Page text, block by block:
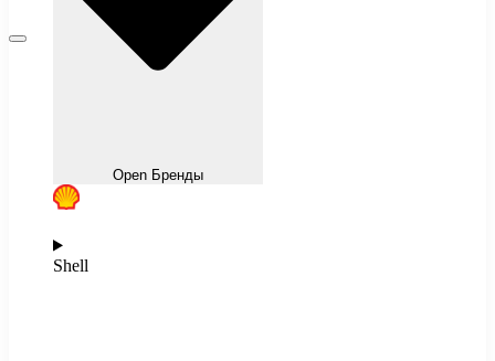
Open Бренды
Shell